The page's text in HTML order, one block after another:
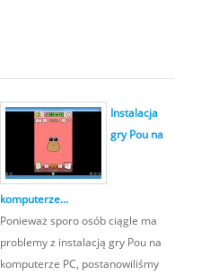
Instalacja
gry Pou na
komputerze...
Ponieważ sporo osób ciągle ma
problemy z instalacją gry Pou na
komputerze PC, postanowiliśmy